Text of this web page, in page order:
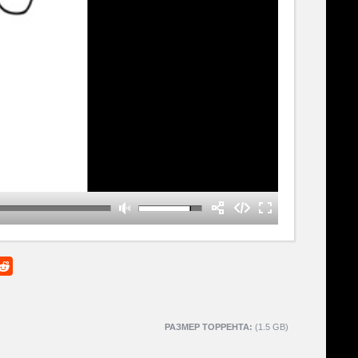
РАЗМЕР ТОРРЕНТА: (1.5 GB)